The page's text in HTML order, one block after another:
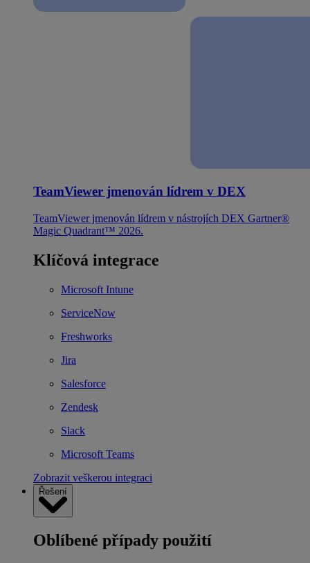
TeamViewer jmenován lídrem v DEX
TeamViewer jmenován lídrem v nástrojích DEX Gartner®
Magic Quadrant™ 2026.
Klíčová integrace
Microsoft Intune
ServiceNow
Freshworks
Jira
Salesforce
Zendesk
Slack
Microsoft Teams
Zobrazit veškerou integraci
Řešení
Oblíbené případy použití